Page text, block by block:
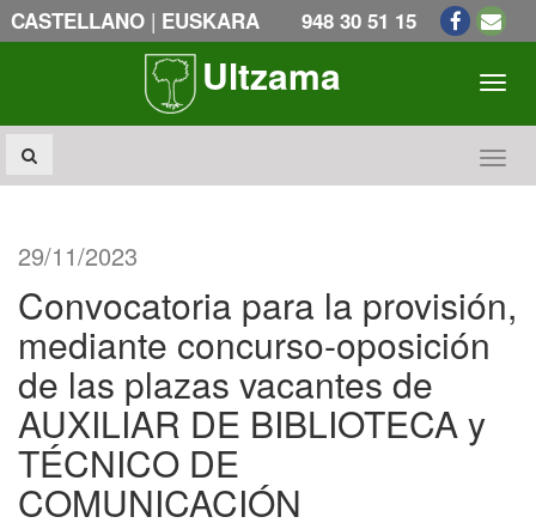
CASTELLANO | EUSKARA 948 30 51 15
Ultzama
29/11/2023
Convocatoria para la provisión,
mediante concurso-oposición
de las plazas vacantes de
AUXILIAR DE BIBLIOTECA y
TÉCNICO DE
COMUNICACIÓN